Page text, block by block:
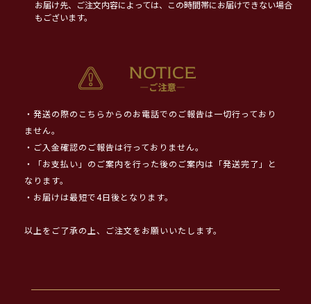
お届け先、ご注文内容によっては、この時間帯にお届けできない場合
もございます。
・発送の際のこちらからのお電話でのご報告は一切行っており
ません。
・ご入金確認のご報告は行っておりません。
・「お支払い」のご案内を行った後のご案内は「発送完了」と
なります。
・お届けは最短で4日後となります。
以上をご了承の上、ご注文をお願いいたします。